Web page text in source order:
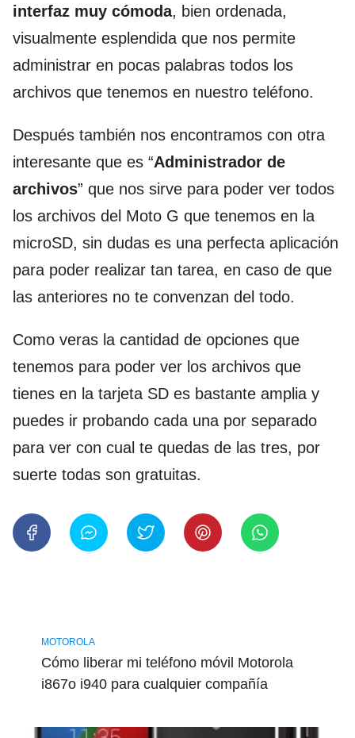
interfaz muy cómoda, bien ordenada,
visualmente esplendida que nos permite
administrar en pocas palabras todos los
archivos que tenemos en nuestro teléfono.
Después también nos encontramos con otra
interesante que es “Administrador de
archivos” que nos sirve para poder ver todos
los archivos del Moto G que tenemos en la
microSD, sin dudas es una perfecta aplicación
para poder realizar tan tarea, en caso de que
las anteriores no te convenzan del todo.
Como veras la cantidad de opciones que
tenemos para poder ver los archivos que
tienes en la tarjeta SD es bastante amplia y
puedes ir probando cada una por separado
para ver con cual te quedas de las tres, por
suerte todas son gratuitas.
MOTOROLA
Cómo liberar mi teléfono móvil Motorola
i867o i940 para cualquier compañía